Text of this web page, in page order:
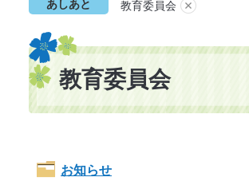
あしあと 教育委員会
教育委員会
お知らせ